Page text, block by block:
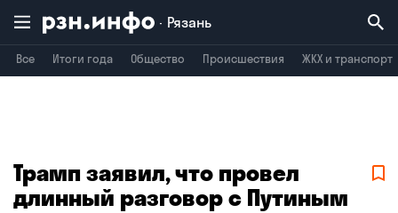
Рязань
Все Итоги года Общество Происшествия ЖКХ и транспорт
Воронеж Брянск
Трамп заявил, что провел
длинный разговор с Путиным